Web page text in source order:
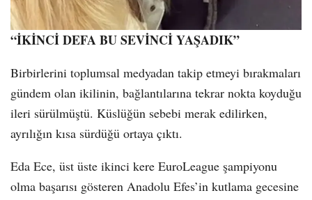
“İKİNCİ DEFA BU SEVİNCİ YAŞADIK”
Birbirlerini toplumsal medyadan takip etmeyi bırakmaları
gündem olan ikilinin, bağlantılarına tekrar nokta koyduğu
ileri sürülmüştü. Küslüğün sebebi merak edilirken,
ayrılığın kısa sürdüğü ortaya çıktı.
Eda Ece, üst üste ikinci kere EuroLeague şampiyonu
olma başarısı gösteren Anadolu Efes’in kutlama gecesine